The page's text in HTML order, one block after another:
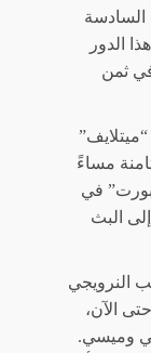
السادسة
الدور
في ثمن
مساءً
في
البث
النرويجي
الآن،
وميسي.